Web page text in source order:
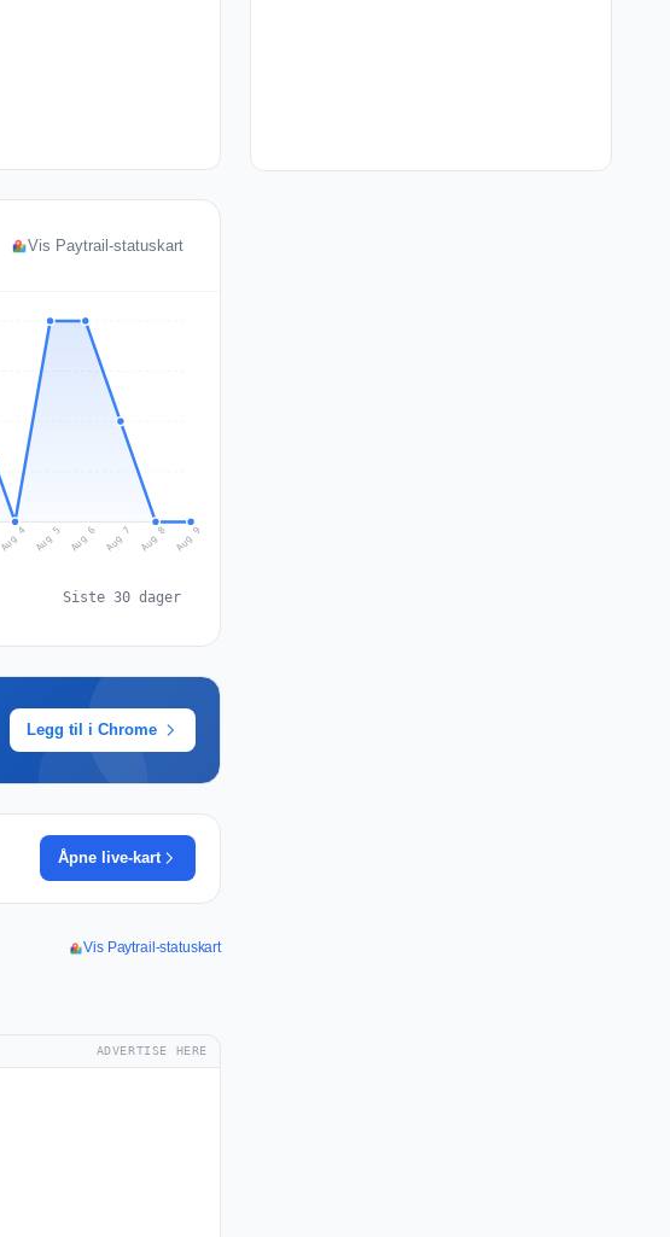
Vis Paytrail-statuskart
Aug 4 Aug 5 Aug 6 Aug 7 Aug 8 Aug 9
Siste 30 dager
Legg til i Chrome
Åpne live-kart
Vis Paytrail-statuskart
ADVERTISE HERE